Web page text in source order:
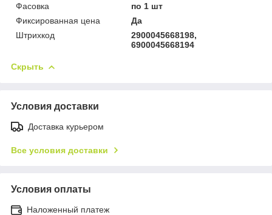
Фасовка
по 1 шт
Фиксированная цена
Да
Штрихкод
2900045668198,
6900045668194
Скрыть
Условия доставки
Доставка курьером
Все условия доставки
Условия оплаты
Наложенный платеж